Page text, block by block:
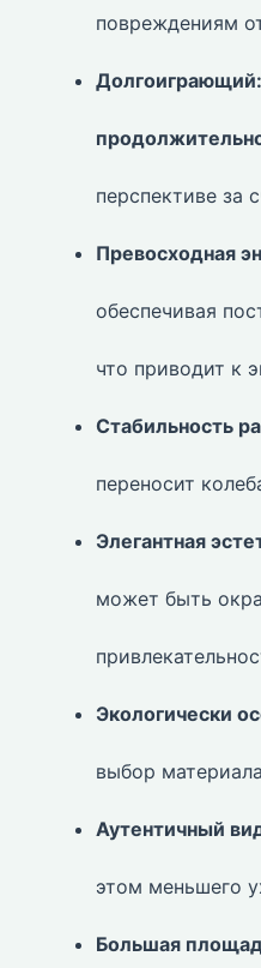
повреждениям
Долгоиграющий:
перспективе за
Превосходная
обеспечивая
что приводит к
Стабильность
переносит
Элегантная
может быть
Экологически
выбор
Аутентичный
этом меньшего
Большая